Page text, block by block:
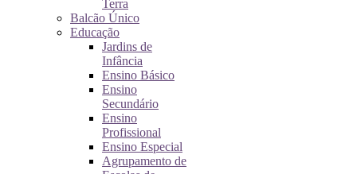
Terra
Balcão Único
Educação
Jardins de
Infância
Ensino Básico
Ensino
Secundário
Ensino
Profissional
Ensino Especial
Agrupamento de